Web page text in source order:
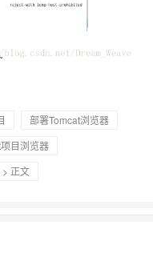
部署Tomcat浏览器
目浏览器
> 正文